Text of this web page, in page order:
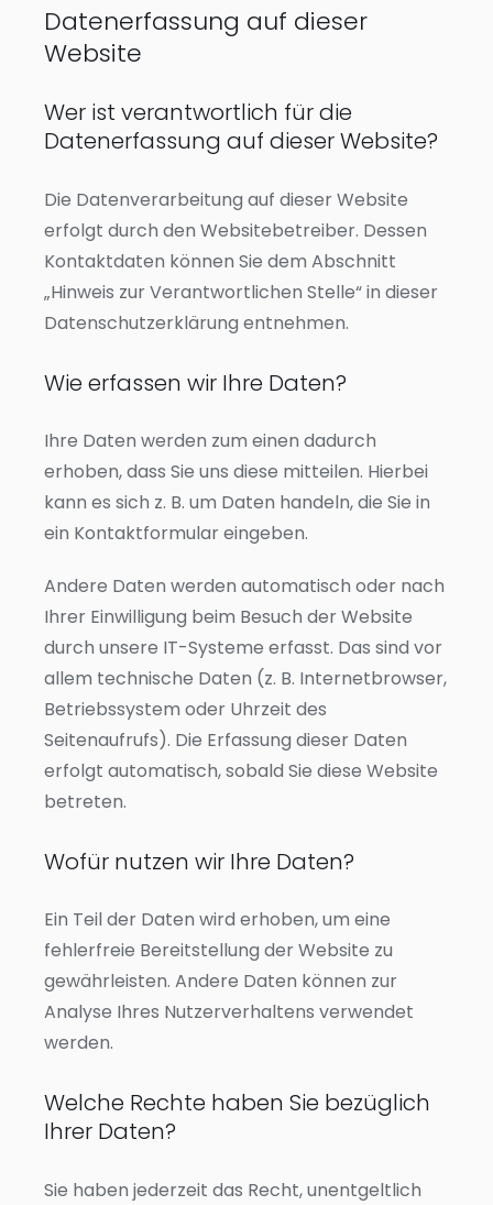
Datenerfassung auf dieser
Website
Wer ist verantwortlich für die
Datenerfassung auf dieser Website?
Die Datenverarbeitung auf dieser Website
erfolgt durch den Websitebetreiber. Dessen
Kontaktdaten können Sie dem Abschnitt
„Hinweis zur Verantwortlichen Stelle“ in dieser
Datenschutzerklärung entnehmen.
Wie erfassen wir Ihre Daten?
Ihre Daten werden zum einen dadurch
erhoben, dass Sie uns diese mitteilen. Hierbei
kann es sich z. B. um Daten handeln, die Sie in
ein Kontaktformular eingeben.
Andere Daten werden automatisch oder nach
Ihrer Einwilligung beim Besuch der Website
durch unsere IT-Systeme erfasst. Das sind vor
allem technische Daten (z. B. Internetbrowser,
Betriebssystem oder Uhrzeit des
Seitenaufrufs). Die Erfassung dieser Daten
erfolgt automatisch, sobald Sie diese Website
betreten.
Wofür nutzen wir Ihre Daten?
Ein Teil der Daten wird erhoben, um eine
fehlerfreie Bereitstellung der Website zu
gewährleisten. Andere Daten können zur
Analyse Ihres Nutzerverhaltens verwendet
werden.
Welche Rechte haben Sie bezüglich
Ihrer Daten?
Sie haben jederzeit das Recht, unentgeltlich